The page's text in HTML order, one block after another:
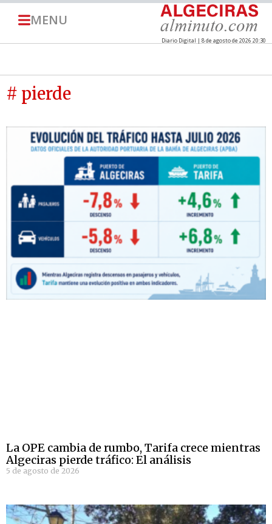
MENU
Diario Digital | 8 de agosto de 2026 20:30
# pierde
La OPE cambia de rumbo, Tarifa crece mientras
Algeciras pierde tráfico: El análisis
5 de agosto de 2026